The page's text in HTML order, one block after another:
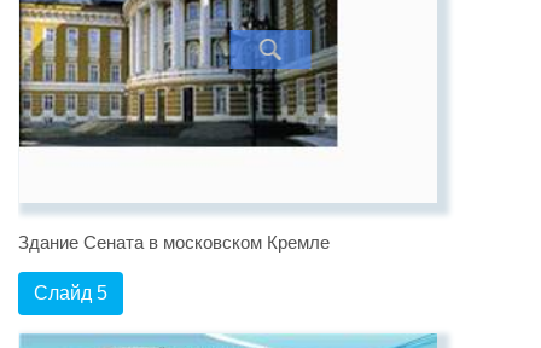
Здание Сената в московском Кремле
Слайд 5